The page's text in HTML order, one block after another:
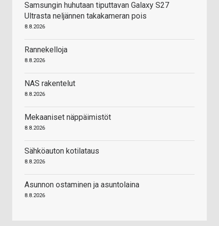
Samsungin huhutaan tiputtavan Galaxy S27
Ultrasta neljännen takakameran pois
8.8.2026
Rannekelloja
8.8.2026
NAS rakentelut
8.8.2026
Mekaaniset näppäimistöt
8.8.2026
Sähköauton kotilataus
8.8.2026
Asunnon ostaminen ja asuntolaina
8.8.2026